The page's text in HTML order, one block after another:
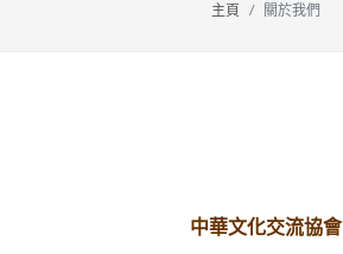
主頁 關於我們
中華文化交流協會